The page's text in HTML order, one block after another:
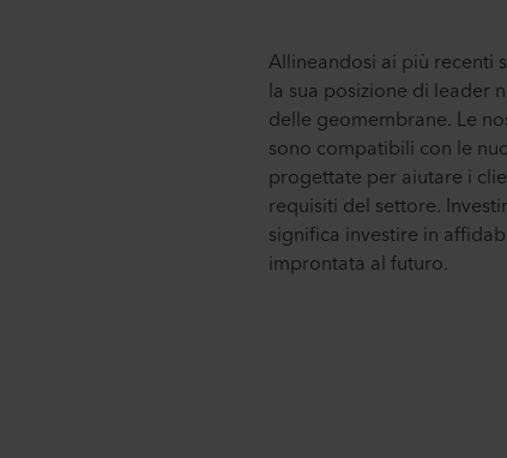
Allineandosi ai più recenti
la sua posizione di leader
delle geomembrane. Le
sono compatibili con le
progettate per aiutare i
requisiti del settore.
significa investire in
improntata al futuro.